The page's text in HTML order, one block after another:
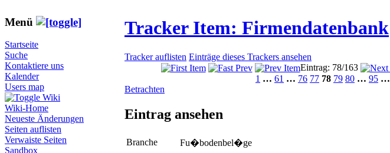
Menü
Startseite
Suche
Kontaktiere uns
Kalender
Users map
Wiki
Wiki-Home
Neueste Änderungen
Seiten auflisten
Verwaiste Seiten
Sandbox
Tracker Item: Firmendatenbank
Tracker auflisten Einträge dieses Trackers ansehen
Eintrag: 78/163
1 … 61 … 76 77 78 79 80 … 95 …
Betrachten
Eintrag ansehen
Branche Fu�bodenbel�ge